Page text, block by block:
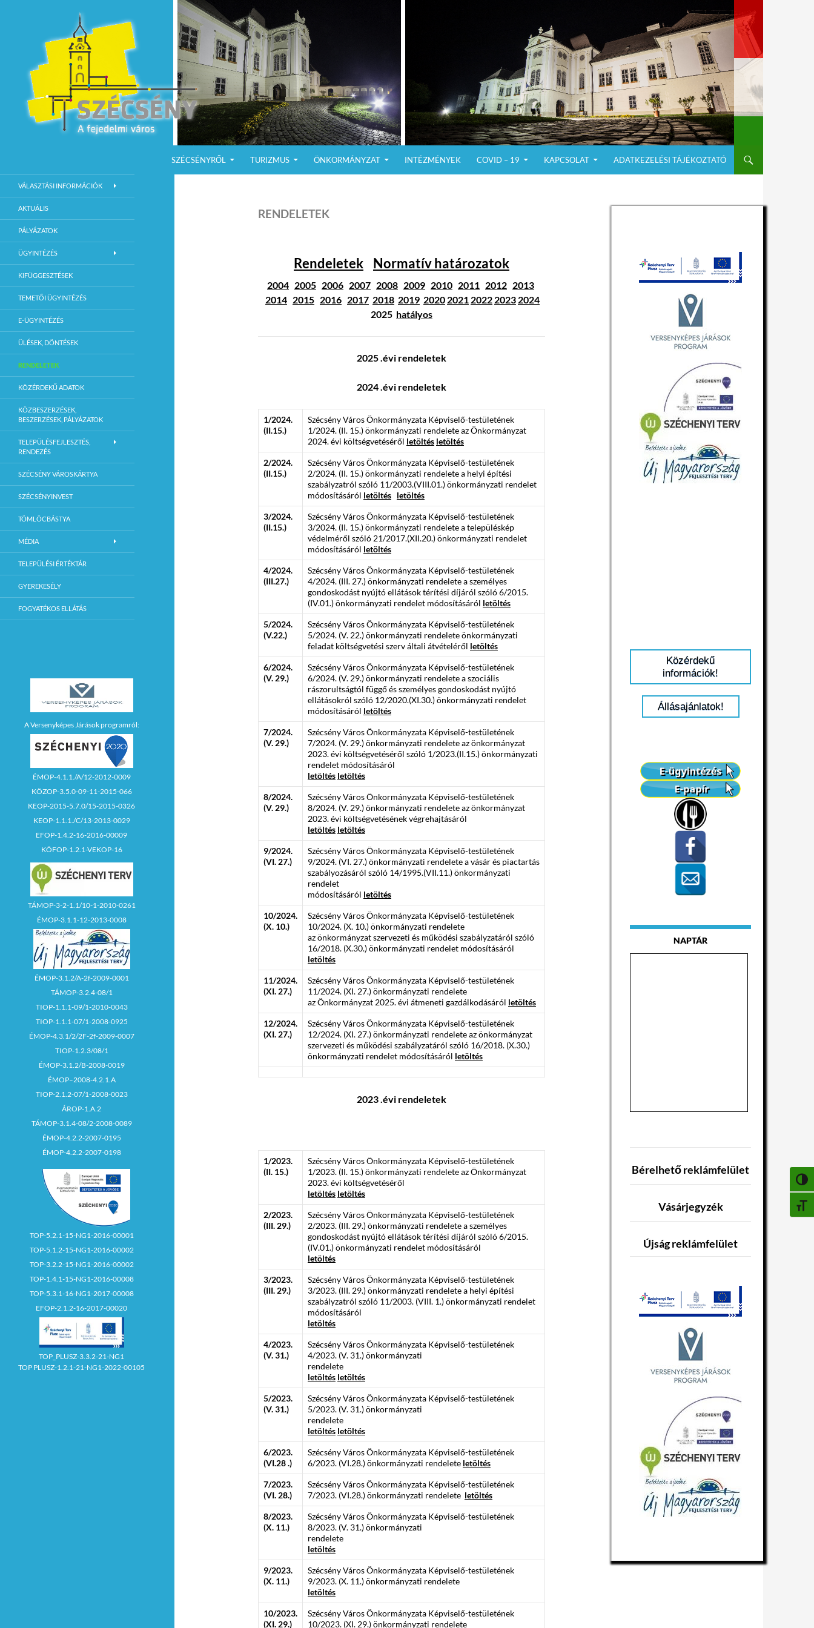
SZÉCSÉNYRŐL
TURIZMUS ÖNKORMÁNYZAT INTÉZMÉNYEK COVID – 19 KAPCSOLAT ADATKEZELÉSI TÁJÉKOZTATÓ
RENDELETEK
Rendeletek Normatív határozatok
2004 2005 2006 2007 2008 2009 2010 2011 2012 2013
2014 2015 2016 2017 2018 2019 2020 2021 2022 2023 2024
2025 hatályos
2025 .évi rendeletek
2024 .évi rendeletek
1/2024.
(II.15.)
Szécsény Város Önkormányzata Képviselő-testületének
1/2024. (II. 15.) önkormányzati rendelete az Önkormányzat
2024. évi költségvetéséről letöltés letöltés
2/2024.
(II.15.)
Szécsény Város Önkormányzata Képviselő-testületének
2/2024. (II. 15.) önkormányzati rendelete a helyi építési
szabályzatról szóló 11/2003.(VIII.01.) önkormányzati rendelet
módosításáról letöltés letöltés
3/2024.
(II.15.)
Szécsény Város Önkormányzata Képviselő-testületének
3/2024. (II. 15.) önkormányzati rendelete a településkép
védelméről szóló 21/2017.(XII.20.) önkormányzati rendelet
módosításáról letöltés
4/2024.
(III.27.)
Szécsény Város Önkormányzata Képviselő-testületének
4/2024. (III. 27.) önkormányzati rendelete a személyes
gondoskodást nyújtó ellátások térítési díjáról szóló 6/2015.
(IV.01.) önkormányzati rendelet módosításáról letöltés
5/2024.
(V.22.)
Szécsény Város Önkormányzata Képviselő-testületének
5/2024. (V. 22.) önkormányzati rendelete önkormányzati
feladat költségvetési szerv általi átvételéről letöltés
6/2024.
(V. 29.)
Szécsény Város Önkormányzata Képviselő-testületének
6/2024. (V. 29.) önkormányzati rendelete a szociális
rászorultságtól függő és személyes gondoskodást nyújtó
ellátásokról szóló 12/2020.(XI.30.) önkormányzati rendelet
módosításáról letöltés
7/2024.
(V. 29.)
Szécsény Város Önkormányzata Képviselő-testületének
7/2024. (V. 29.) önkormányzati rendelete az önkormányzat
2023. évi költségvetéséről szóló 1/2023.(II.15.) önkormányzati
rendelet módosításáról
letöltés letöltés
8/2024.
(V. 29.)
Szécsény Város Önkormányzata Képviselő-testületének
8/2024. (V. 29.) önkormányzati rendelete az önkormányzat
2023. évi költségvetésének végrehajtásáról
letöltés letöltés
9/2024.
(VI. 27.)
Szécsény Város Önkormányzata Képviselő-testületének
9/2024. (VI. 27.) önkormányzati rendelete a vásár és piactartás
szabályozásáról szóló 14/1995.(VII.11.) önkormányzati
rendelet
módosításáról letöltés
10/2024.
(X. 10.)
Szécsény Város Önkormányzata Képviselő-testületének
10/2024. (X. 10.) önkormányzati rendelete
az önkormányzat szervezeti és működési szabályzatáról szóló
16/2018. (X.30.) önkormányzati rendelet módosításáról
letöltés
11/2024.
(XI. 27.)
Szécsény Város Önkormányzata Képviselő-testületének
11/2024. (XI. 27.) önkormányzati rendelete
az Önkormányzat 2025. évi átmeneti gazdálkodásáról letöltés
12/2024.
(XI. 27.)
Szécsény Város Önkormányzata Képviselő-testületének
12/2024. (XI. 27.) önkormányzati rendelete az önkormányzat
szervezeti és működési szabályzatáról szóló 16/2018. (X.30.)
önkormányzati rendelet módosításáról letöltés
2023 .évi rendeletek
1/2023.
(II. 15.)
Szécsény Város Önkormányzata Képviselő-testületének
1/2023. (II. 15.) önkormányzati rendelete az Önkormányzat
2023. évi költségvetéséről
letöltés letöltés
2/2023.
(III. 29.)
Szécsény Város Önkormányzata Képviselő-testületének
2/2023. (III. 29.) önkormányzati rendelete a személyes
gondoskodást nyújtó ellátások térítési díjáról szóló 6/2015.
(IV.01.) önkormányzati rendelet módosításáról
letöltés
3/2023.
(III. 29.)
Szécsény Város Önkormányzata Képviselő-testületének
3/2023. (III. 29.) önkormányzati rendelete a helyi építési
szabályzatról szóló 11/2003. (VIII. 1.) önkormányzati rendelet
módosításáról
letöltés
4/2023.
(V. 31.)
Szécsény Város Önkormányzata Képviselő-testületének
4/2023. (V. 31.) önkormányzati
rendelete
letöltés letöltés
5/2023.
(V. 31.)
Szécsény Város Önkormányzata Képviselő-testületének
5/2023. (V. 31.) önkormányzati
rendelete
letöltés letöltés
6/2023.
(VI.28 .)
Szécsény Város Önkormányzata Képviselő-testületének
6/2023. (VI.28.) önkormányzati rendelete letöltés
7/2023.
(VI. 28.)
Szécsény Város Önkormányzata Képviselő-testületének
7/2023. (VI.28.) önkormányzati rendelete letöltés
8/2023.
(X. 11.)
Szécsény Város Önkormányzata Képviselő-testületének
8/2023. (V. 31.) önkormányzati
rendelete
letöltés
9/2023.
(X. 11.)
Szécsény Város Önkormányzata Képviselő-testületének
9/2023. (X. 11.) önkormányzati rendelete
letöltés
10/2023.
(XI. 29.)
Szécsény Város Önkormányzata Képviselő-testületének
10/2023. (XI. 29.) önkormányzati rendelete
Közérdekű
információk!
Állásajánlatok!
NAPTÁR
Bérelhető reklámfelület
Vásárjegyzék
Újság reklámfelület
Szécsény Város Hivatalos Weboldala
VÁLASZTÁSI INFORMÁCIÓK
AKTUÁLIS
PÁLYÁZATOK
ÜGYINTÉZÉS
KIFÜGGESZTÉSEK
TEMETŐI ÜGYINTÉZÉS
E-ÜGYINTÉZÉS
ÜLÉSEK, DÖNTÉSEK
RENDELETEK
KÖZÉRDEKŰ ADATOK
KÖZBESZERZÉSEK,
BESZERZÉSEK, PÁLYÁZATOK
TELEPÜLÉSFEJLESZTÉS,
RENDEZÉS
SZÉCSÉNY VÁROSKÁRTYA
SZÉCSÉNYINVEST
TÖMLÖCBÁSTYA
MÉDIA
TELEPÜLÉSI ÉRTÉKTÁR
GYEREKESÉLY
FOGYATÉKOS ELLÁTÁS
A Versenyképes Járások programról:
ÉMOP-4.1.1./A/12-2012-0009
KÖZOP-3.5.0-09-11-2015-066
KEOP-2015-5.7.0/15-2015-0326
KEOP-1.1.1./C/13-2013-0029
EFOP-1.4.2-16-2016-00009
KÖFOP-1.2.1-VEKOP-16
TÁMOP-3-2-1.1/10-1-2010-0261
ÉMOP-3.1.1-12-2013-0008
ÉMOP-3.1.2/A-2f-2009-0001
TÁMOP-3.2.4-08/1
TIOP-1.1.1-09/1-2010-0043
TIOP-1.1.1-07/1-2008-0925
ÉMOP-4.3.1/2/2F-2f-2009-0007
TIOP-1.2.3/08/1
ÉMOP-3.1.2/B-2008-0019
ÉMOP–2008-4.2.1.A
TIOP-2.1.2-07/1-2008-0023
ÁROP-1.A.2
TÁMOP-3.1.4-08/2-2008-0089
ÉMOP-4.2.2-2007-0195
ÉMOP-4.2.2-2007-0198
TOP-5.2.1-15-NG1-2016-00001
TOP-5.1.2-15-NG1-2016-00002
TOP-3.2.2-15-NG1-2016-00002
TOP-1.4.1-15-NG1-2016-00008
TOP-5.3.1-16-NG1-2017-00008
EFOP-2.1.2-16-2017-00020
TOP_PLUSZ-3.3.2-21-NG1
TOP PLUSZ-1.2.1-21-NG1-2022-00105